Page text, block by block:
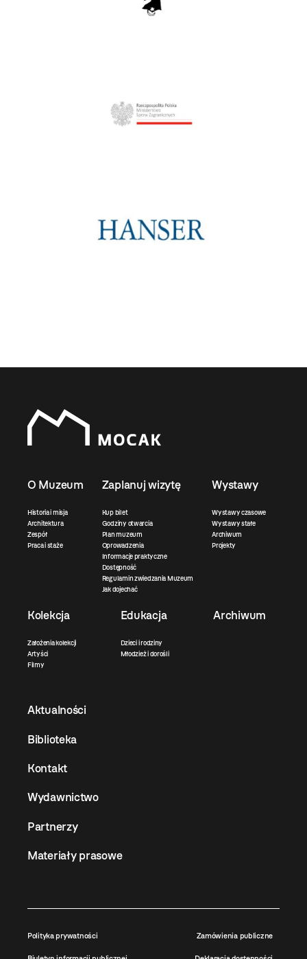
O Muzeum
Historia i misja
Architektura
Zespół
Praca i staże
Zaplanuj wizytę
Kup bilet
Godziny otwarcia
Plan muzeum
Oprowadzenia
Informacje praktyczne
Dostępność
Regulamin zwiedzania Muzeum
Jak dojechać
Wystawy
Wystawy czasowe
Wystawy stałe
Archiwum
Projekty
Kolekcja
Założenia kolekcji
Artyści
Filmy
Edukacja
Dzieci i rodziny
Młodzież i dorośli
Archiwum
Aktualności
Biblioteka
Kontakt
Wydawnictwo
Partnerzy
Materiały prasowe
Polityka prywatności Zamówienia publiczne